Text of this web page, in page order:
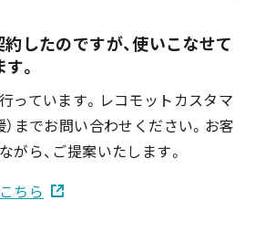
したのですが、使いこなせて
。
っています。レコモットカスタマ
までお問い合わせください。お客
ら、ご提案いたします。
こちら